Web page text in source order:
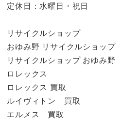
定休日：水曜日・祝日
リサイクルショップ
おゆみ野 リサイクルショップ
リサイクルショップ おゆみ野
ロレックス
ロレックス 買取
ルイヴィトン 買取
エルメス 買取